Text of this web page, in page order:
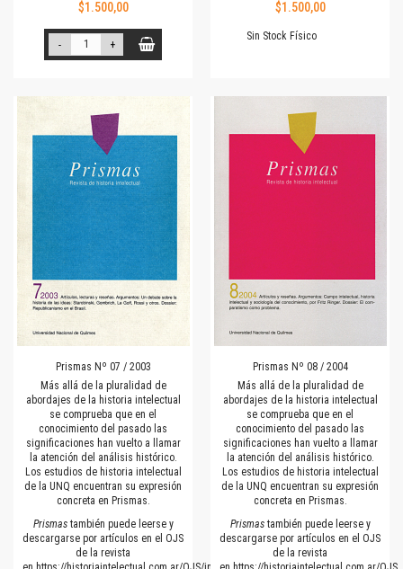
$1.500,00
- +
$1.500,00
Sin Stock Físico
Prismas Nº 07 / 2003
Más allá de la pluralidad de
abordajes de la historia intelectual
se comprueba que en el
conocimiento del pasado las
significaciones han vuelto a llamar
la atención del análisis histórico.
Los estudios de historia intelectual
de la UNQ encuentran su expresión
concreta en Prismas.
Prismas también puede leerse y
descargarse por artículos en el OJS
de la revista
Prismas Nº 08 / 2004
Más allá de la pluralidad de
abordajes de la historia intelectual
se comprueba que en el
conocimiento del pasado las
significaciones han vuelto a llamar
la atención del análisis histórico.
Los estudios de historia intelectual
de la UNQ encuentran su expresión
concreta en Prismas.
Prismas también puede leerse y
descargarse por artículos en el OJS
de la revista